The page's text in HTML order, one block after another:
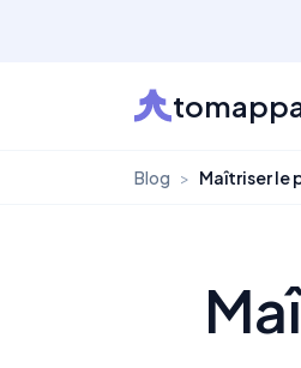
Blog > Maîtriser le